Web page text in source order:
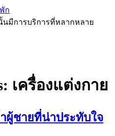
ก
นมีการบริการที่หลากหลาย
เครื่องแต่งกาย
ผู้ชายที่น่าประทับใจ